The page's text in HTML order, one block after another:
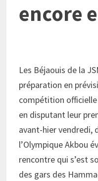
encore
Les Béjaouis de la
préparation en
compétition
en disputant leur
avant-hier vendredi,
l’Olympique Akbou
rencontre qui s’est
des gars des